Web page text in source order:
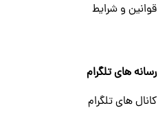
قوانین و شرایط
رسانه های تلگرام
کانال های تلگرام